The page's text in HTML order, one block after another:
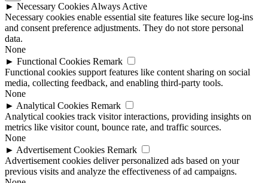
► Necessary Cookies Always Active
Necessary cookies enable essential site features like secure log-ins
and consent preference adjustments. They do not store personal
data.
None
► Functional Cookies Remark
Functional cookies support features like content sharing on social
media, collecting feedback, and enabling third-party tools.
None
► Analytical Cookies Remark
Analytical cookies track visitor interactions, providing insights on
metrics like visitor count, bounce rate, and traffic sources.
None
► Advertisement Cookies Remark
Advertisement cookies deliver personalized ads based on your
previous visits and analyze the effectiveness of ad campaigns.